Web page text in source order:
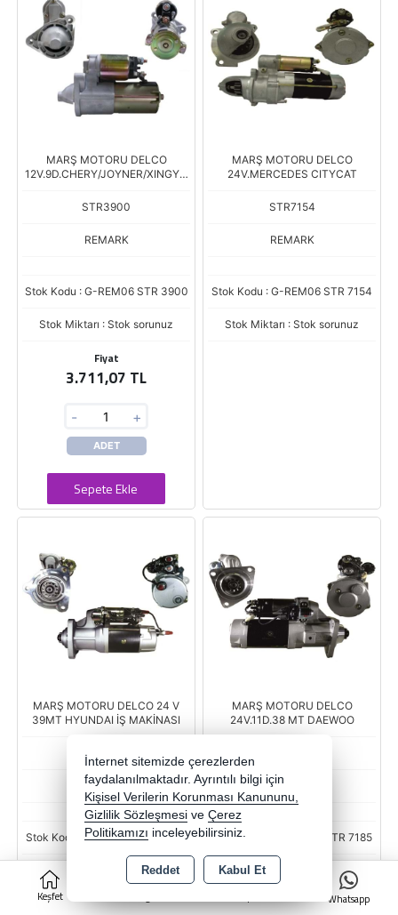
Keşfet
0
Whatsapp
MARŞ MOTORU DELCO
12V.9D.CHERY/JOYNER/XINGYU
STR3900
REMARK
Stok Kodu : G-REM06 STR 3900
Stok Miktarı : Stok sorunuz
Fiyat
3.711,07 TL
- +
ADET
Sepete Ekle
MARŞ MOTORU DELCO
24V.MERCEDES CITYCAT
STR7154
REMARK
Stok Kodu : G-REM06 STR 7154
Stok Miktarı : Stok sorunuz
MARŞ MOTORU DELCO 24 V
39MT HYUNDAI İŞ MAKİNASI
STR7210
REMARK
Stok Kodu : G-REM06 STR 7210
Stok Miktarı : Stok sorunuz
Fiyat
MARŞ MOTORU DELCO
24V.11D.38 MT DAEWOO
REMARK
Stok Kodu : G-REM06 STR 7185
Stok Miktarı : Stok sorunuz
Fiyat
İnternet sitemizde çerezlerden
faydalanılmaktadır. Ayrıntılı bilgi için
Kişisel Verilerin Korunması Kanununu,
Gizlilik Sözleşmesi ve Çerez
Politikamızı inceleyebilirsiniz.
Reddet Kabul Et